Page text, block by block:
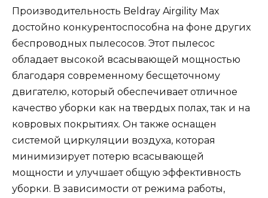
Производительность Beldray Airgility Max
достойно конкурентоспособна на фоне других
беспроводных пылесосов. Этот пылесос
обладает высокой всасывающей мощностью
благодаря современному бесщеточному
двигателю, который обеспечивает отличное
качество уборки как на твердых полах, так и на
ковровых покрытиях. Он также оснащен
системой циркуляции воздуха, которая
минимизирует потерю всасывающей
мощности и улучшает общую эффективность
уборки. В зависимости от режима работы,